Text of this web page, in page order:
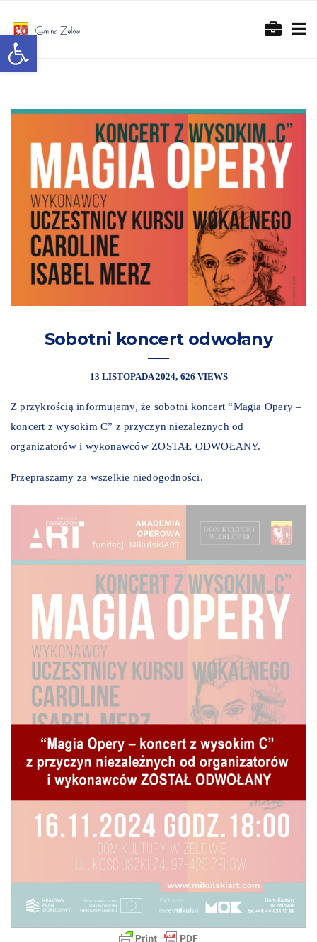
Otwórz pasek narzędzi
Sobotni koncert odwołany
13 LISTOPADA 2024 626 VIEWS
Z przykrością informujemy, że sobotni koncert “Magia Opery –
koncert z wysokim C” z przyczyn niezależnych od
organizatorów i wykonawców ZOSTAŁ ODWOŁANY.
Przepraszamy za wszelkie niedogodności.